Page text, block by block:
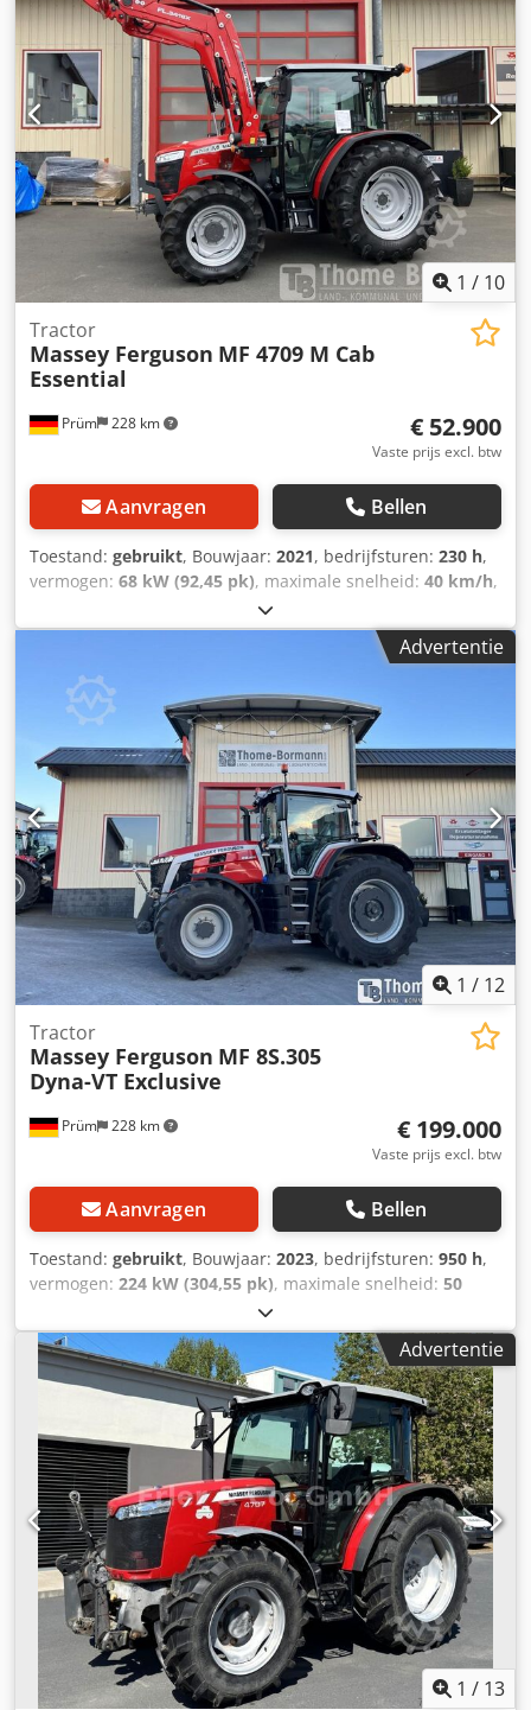
Standaarduitrusting/technische gegevens: MOTOR: Max.
vermogen: 180/245 kW/pk (ISO 14396) Csdpfxjvv Dp Ns Ag
Uerf Max. koppel: 1100 Nm Maximaal vermogen met
vermogensbeheer: 194/265 kW/pk Maximaal koppel met
vermogensbeheer: 1178 Nm 6 cilinders, 7,4 liter AGCO
Power - 74 LFNT-5D, CR, 4V Emissienorm (DOC+SC+SCR)
zonder uitlaatgasrecirculatie, fase 5 Elektronische
motorbesturing met Vistronic-ventilatorregeling
Motortoerentalgeheugen Powercore motorluchtfilter met
voorfilter voor grof vuil EasyCare koelerpakket Extra
brandstofforfilter met waterafscheider 500 liter
brandstoftank
1 / 10
Prüm 228 km
Tractor
Massey Ferguson MF 4709 M Cab
Essential
€ 52.900
Vaste prijs excl. btw
Aanvragen Bellen
Toestand: gebruikt, Bouwjaar: 2021, bedrijfsturen: 230 h,
vermogen: 68 kW (92,45 pk), maximale snelheid: 40 km/h,
380/70 R24 | 0%
R34 | 0%, bandenmaten:480/70 R34, Banden (voor):
380/70 R24, banden (achter): 480/70 R34, draaiuren: 230,
eerste registratie: 15-12-2023. Machine met eerste
registratie: 12-2023. Draaiuren: ca. 230.
Standaarduitvoering/technische gegevens: Motor,
nominaal vermogen (ISO): 68/92 kW/pk, maximaal
vermogen: 70/95 kW/pk bij 2000 tpm, maximaal koppel:
355 Nm bij 1600 tpm. Fabrikant/type: Agco Power / AP 33
AWIC. Milieuvriendelijke motor, 3 cilinders / 3,3 l, Stage V,
DOC&SCR, AdBlue-tank met 15 liter, zonder
uitlaatgasrecirculatie, zonder roetfilter. Verticale uitlaat:
aan de rechterkant, voor de A-stijl van de cabine.
Brandstoftankinhoud: 120 liter. Transmissie: 12/12
versnellingen. Crjdpezpcuyefx Ag Ujf
Advertentie
1 / 12
Prüm 228 km
Tractor
Massey Ferguson MF 8S.305
Dyna-VT Exclusive
€ 199.000
Vaste prijs excl. btw
Aanvragen Bellen
Toestand: gebruikt, Bouwjaar: 2023, bedrijfsturen: 950 h,
vermogen: 224 kW (304,55 pk), maximale snelheid: 50
600/70 R30 | 0%
710/70 R42 | 0%, bandenmaten:710/70 R42, aantal
bedden:43, Banden (voor): 600/70 R30, banden (achter):
710/70 R42, bedrijfsuren: 950, eerste registratie:
19.12.2024. Prijs: 199.000,00 euro (exclusief btw). Eerste
registratie: 19.12.2024, bedrijfsuren: ca. 850.
Basisuitrusting/technische gegevens: MOTOR: * Maximaal
vermogen: 224/305 kW/pk (ISO 14396) * Maximaal koppel:
1280 Nm * 6 cilinders, 7,4 liter AGCO Power - 74 LFNT-5D,
CR, 4V * Emissienorm (DOC+SC+SCR) zonder
uitlaatgasrecirculatie, fase 5 * Elektronische
motorbesturing met Vistronic-ventilatorregeling *
Motortoerentalgeheugen * Powercore motorluchtfilter met
voorfilter voor grove verontreiniging * EasyCare
koelerpakket * Extra brandstofforfilter met waterafscheider
Crjdpew E N Tdofx Ag Usf * 500 liter brandstoftank
Advertentie
1 / 13